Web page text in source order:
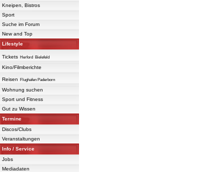
Kneipen, Bistros
Sport
Suche im Forum
New and Top
Lifestyle
Tickets Herford Bielefeld
Kino/Filmberichte
Reisen Flughafen Paderborn
Wohnung suchen
Sport und Fitness
Gut zu Wissen
Termine
Discos/Clubs
Veranstaltungen
Info / Service
Jobs
Mediadaten